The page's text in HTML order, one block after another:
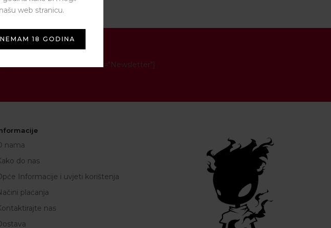
[contact-form-7 id="1287" title="Newsletter"]
nama
do nas
Informacije i uvjeti korištenja
plaćanja
nas
web stranicu.
NEMAM 18 GODINA